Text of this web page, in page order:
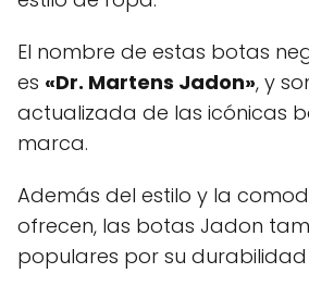
El nombre de estas botas
es «Dr. Martens Jadon», y
actualizada de las icónicas
marca.
Además del estilo y la
ofrecen, las botas Jadon
populares por su